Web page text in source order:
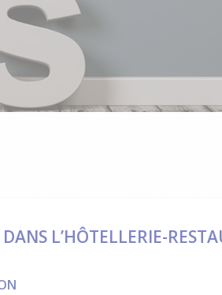
L’HÔTELLERIE-